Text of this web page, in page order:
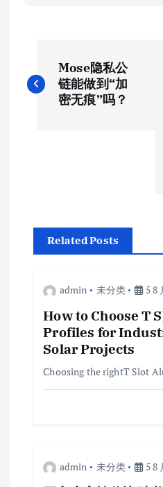
章
Mose隐私公
链能做到“加
密无痕”吗？
Related Posts
admin 未分类 5 8
How to Choose T
Profiles for
Solar Projects
Choosing the rightT Slot
admin 未分类 5 8